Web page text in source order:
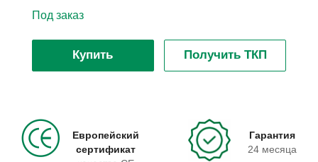
Под заказ
Купить Получить ТКП
Европейский
сертификат
Гарантия
24 месяца